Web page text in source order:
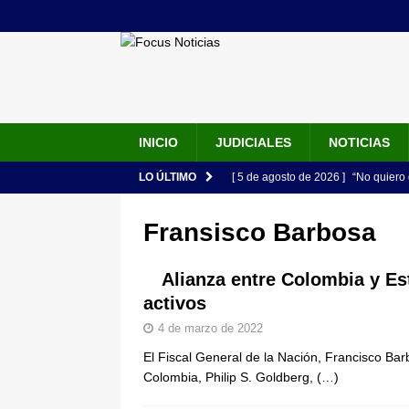
INICIO JUDICIALES NOTICIAS
LO ÚLTIMO [ 5 de agosto de 2026 ] “No
[ 5 de agosto de 2026 ] Audiencia
de su esposa y su bebé
apartan del juicio contra Jorge
[ 5 de agosto de 2026 ] Fiscalía
Fransisco Barbosa
Alianza entre Colombia y
activos
4 de marzo de 2022
El Fiscal General de la Nación, Francisco
Colombia, Philip S. Goldberg, (…)